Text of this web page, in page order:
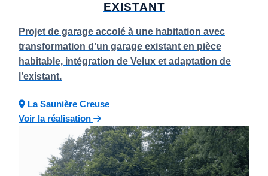
EXISTANT
Projet de garage accolé à une habitation avec
transformation d’un garage existant en pièce
habitable, intégration de Velux et adaptation de
l’existant.
La Saunière Creuse
Voir la réalisation